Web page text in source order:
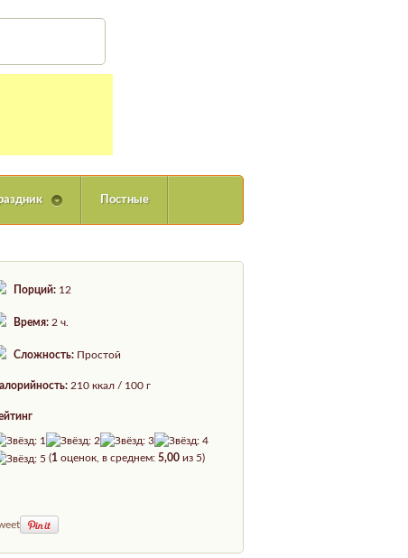
Постные
Порций: 12
Время: 2 ч.
Сложность: Простой
210 ккал / 100 г
(1 оценок, в среднем: 5,00 из 5)